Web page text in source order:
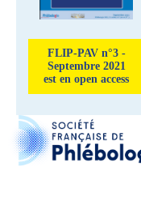
FLIP-PAV n°3 -
Septembre 2021
est en open access